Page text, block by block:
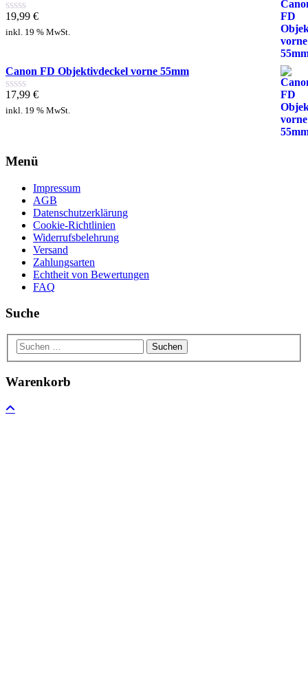
Bewertet
mit
5
19,99 €
inkl. 19 % MwSt.
Canon FD Objektivdeckel vorne 55mm
Bewertet
mit
17,99 €
inkl. 19 % MwSt.
Menü
Impressum
AGB
Datenschutzerklärung
Cookie-Richtlinien
Widerrufsbelehrung
Versand
Zahlungsarten
Echtheit von Bewertungen
FAQ
Suche
Warenkorb